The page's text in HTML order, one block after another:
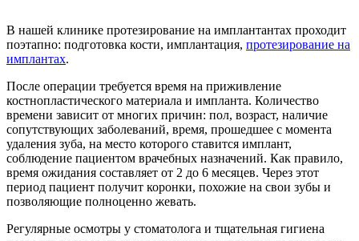
В нашей клинике протезирование на имплантантах проходит
поэтапно: подготовка кости, имплантация, протезирование на
имплантах.
После операции требуется время на приживление
костнопластического материала и импланта. Количество
времени зависит от многих причин: пол, возраст, наличие
сопутствующих заболеваний, время, прошедшее с момента
удаления зуба, на место которого ставится имплант,
соблюдение пациентом врачебных назначений. Как правило,
время ожидания составляет от 2 до 6 месяцев. Через этот
период пациент получит коронки, похожие на свои зубы и
позволяющие полноценно жевать.
Регулярные осмотры у стоматолога и тщательная гигиена